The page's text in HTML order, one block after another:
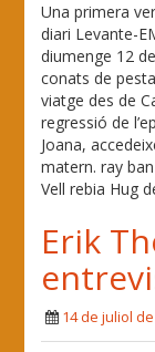
Una primera
diari Levante-
diumenge 12
conats de
viatge des de
regressió de
Joana,
matern. ray
Vell rebia Hug
Erik
14 de juliol